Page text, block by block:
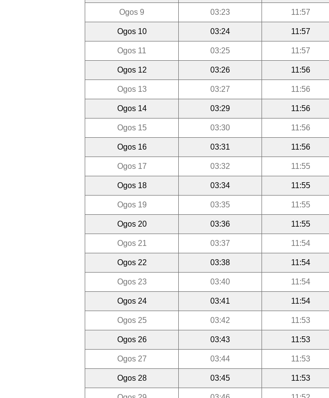
Ogos 9 03:23 11:57
Ogos 10 03:24 11:57
Ogos 11 03:25 11:57
Ogos 12 03:26 11:56
Ogos 13 03:27 11:56
Ogos 14 03:29 11:56
Ogos 15 03:30 11:56
Ogos 16 03:31 11:56
Ogos 17 03:32 11:55
Ogos 18 03:34 11:55
Ogos 19 03:35 11:55
Ogos 20 03:36 11:55
Ogos 21 03:37 11:54
Ogos 22 03:38 11:54
Ogos 23 03:40 11:54
Ogos 24 03:41 11:54
Ogos 25 03:42 11:53
Ogos 26 03:43 11:53
Ogos 27 03:44 11:53
Ogos 28 03:45 11:53